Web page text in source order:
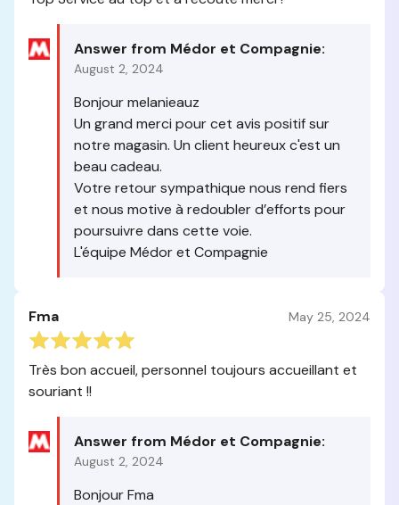
Answer from Médor et Compagnie:
August 2, 2024
Bonjour melanieauz
Un grand merci pour cet avis positif sur
notre magasin. Un client heureux c'est un
beau cadeau.
Votre retour sympathique nous rend fiers
et nous motive à redoubler d’efforts pour
poursuivre dans cette voie.
L'équipe Médor et Compagnie
Fma May 25, 2024
Très bon accueil, personnel toujours accueillant et
souriant !!
Answer from Médor et Compagnie:
August 2, 2024
Bonjour Fma